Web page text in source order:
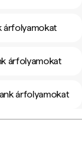
árfolyamokat
árfolyamokat
árfolyamokat